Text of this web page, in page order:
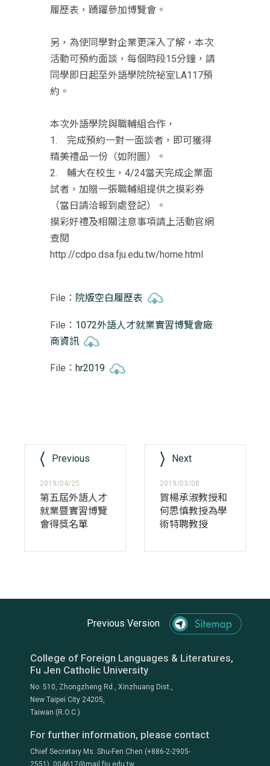
履歷表，踴躍參加博覽會。
另，為使同學對企業更深入了解，本次
活動可預約面談，每個時段15分鐘，請
同學即日起至外語學院院祕室LA117預
約。
本次外語學院與職輔組合作，
1. 完成預約一對一面談者，即可獲得
精美禮品一份（如附圖）。
2. 輔大在校生，4/24當天完成企業面
試者，加贈一張職輔組提供之摸彩券
（當日請洽報到處登記）。
摸彩好禮及相關注意事項請上活動官網
查閱
http://cdpo.dsa.fju.edu.tw/home.html
File： 院版空白履歷表
File： 1072外語人才就業實習博覽會廠
商資訊
File： hr2019
Previous
2019/04/25
第五屆外語人才
就業暨實習博覽
會得獎名單
Next
2019/03/08
賀楊承淑教授和
何思慎教授為學
術特聘教授
Previous Version
College of Foreign Languages & Literatures,
Fu Jen Catholic University
No. 510, Zhongzheng Rd., Xinzhuang Dist.,
New Taipei City 24205,
Taiwan (R.O.C.)
For further information, please contact
Chief Secretary Ms. Shu-Fen Chen (+886-2-2905-